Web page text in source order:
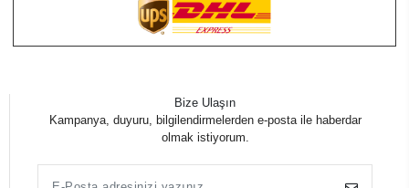
Bize Ulaşın
Kampanya, duyuru, bilgilendirmelerden e-posta ile haberdar
olmak istiyorum.